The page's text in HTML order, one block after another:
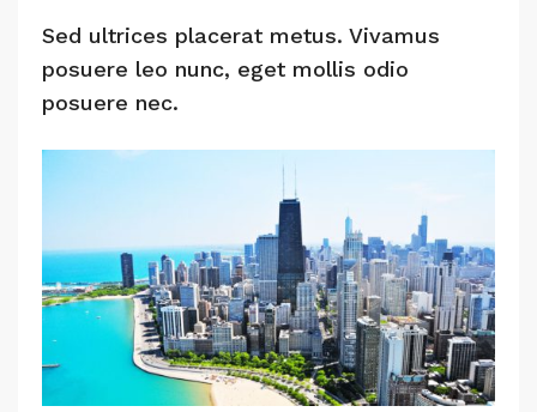
Sed ultrices placerat metus. Vivamus
posuere leo nunc, eget mollis odio
posuere nec.